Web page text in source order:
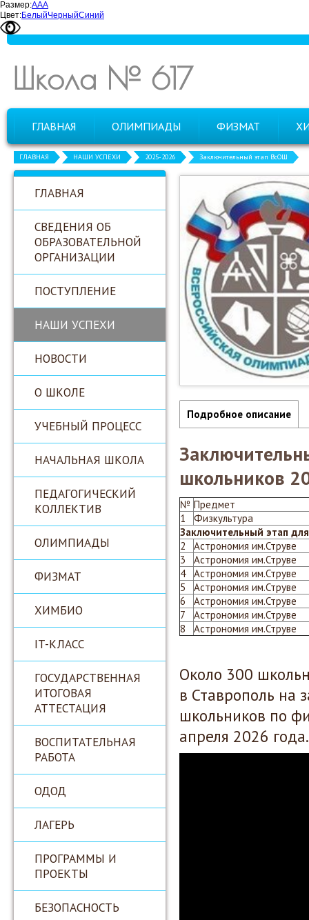
Размер:ААА
Цвет:БелыйЧерныйСиний
Школа № 617
ГЛАВНАЯ ОЛИМПИАДЫ ФИЗМАТ
ГЛАВНАЯ НАШИ УСПЕХИ 2025-2026 Заключительный этап ВсОШ
ГЛАВНАЯ
СВЕДЕНИЯ ОБ
ОБРАЗОВАТЕЛЬНОЙ
ОРГАНИЗАЦИИ
ПОСТУПЛЕНИЕ
НАШИ УСПЕХИ
НОВОСТИ
О ШКОЛЕ
УЧЕБНЫЙ ПРОЦЕСС
НАЧАЛЬНАЯ ШКОЛА
ПЕДАГОГИЧЕСКИЙ
КОЛЛЕКТИВ
ОЛИМПИАДЫ
ФИЗМАТ
ХИМБИО
IT-КЛАСС
ГОСУДАРСТВЕННАЯ
ИТОГОВАЯ
АТТЕСТАЦИЯ
ВОСПИТАТЕЛЬНАЯ
РАБОТА
ОДОД
ЛАГЕРЬ
ПРОГРАММЫ И
ПРОЕКТЫ
БЕЗОПАСНОСТЬ
Подробное описание
школьников
№ Предмет
1
Физкультура
Заключительный этап
2
Астрономия им.Струве
3
Астрономия им.Струве
4
Астрономия им.Струве
5
Астрономия им.Струве
6
Астрономия им.Струве
7
Астрономия им.Струве
8
Астрономия им.Струве
Около 300
в Ставрополь на
школьников по
апреля 2026 года.